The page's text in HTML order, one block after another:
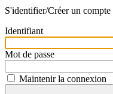
S'identifier/Créer un compte
Identifiant
Mot de passe
Maintenir la connexion